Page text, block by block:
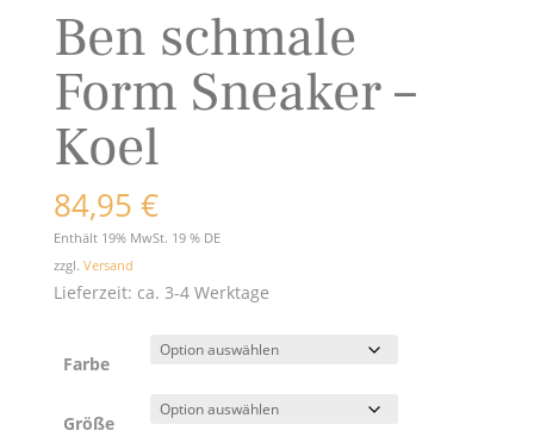
Ben schmale
Form Sneaker –
Koel
84,95 €
Enthält 19% MwSt. 19 % DE
zzgl. Versand
Lieferzeit: ca. 3-4 Werktage
Farbe
Größe